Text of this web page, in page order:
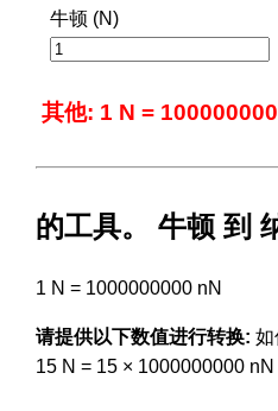
牛顿 (N)
其他: 1 N =
的工具。 牛顿 到
1 N = 1000000000 nN
请提供以下数值进行转换: 如
15 N = 15 × 1000000000